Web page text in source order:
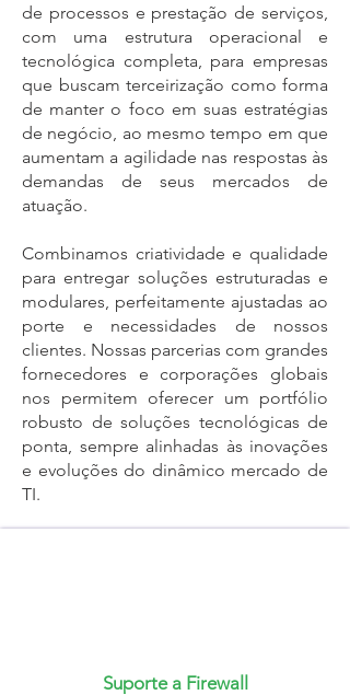
de processos e prestação de serviços,
com uma estrutura operacional e
tecnológica completa, para empresas
que buscam terceirização como forma
de manter o foco em suas estratégias
de negócio, ao mesmo tempo em que
aumentam a agilidade nas respostas às
demandas de seus mercados de
atuação.
Combinamos criatividade e qualidade
para entregar soluções estruturadas e
modulares, perfeitamente ajustadas ao
porte e necessidades de nossos
clientes. Nossas parcerias com grandes
fornecedores e corporações globais
nos permitem oferecer um portfólio
robusto de soluções tecnológicas de
ponta, sempre alinhadas às inovações
e evoluções do dinâmico mercado de
TI.
Suporte a Firewall